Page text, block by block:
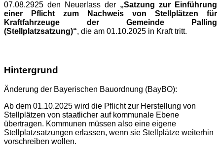
07.08.2925 den Neuerlass der „Satzung zur Einführung
einer Pflicht zum Nachweis von Stellplätzen für
Kraftfahrzeuge der Gemeinde Palling
(Stellplatzsatzung)“, die am 01.10.2025 in Kraft tritt.
Hintergrund
Änderung der Bayerischen Bauordnung (BayBO):
Ab dem 01.10.2025 wird die Pflicht zur Herstellung von
Stellplätzen von staatlicher auf kommunale Ebene
übertragen. Kommunen müssen also eine eigene
Stellplatzsatzungen erlassen, wenn sie Stellplätze weiterhin
vorschreiben wollen.